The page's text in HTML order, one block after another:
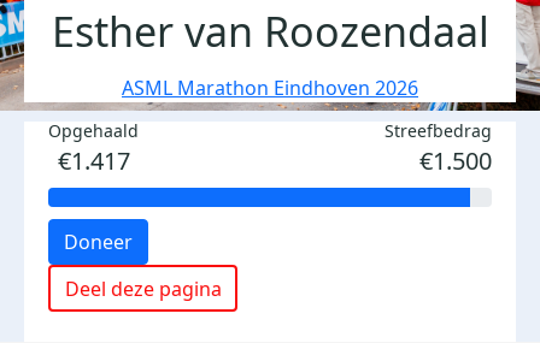
Esther van Roozendaal
ASML Marathon Eindhoven 2026
Opgehaald
€1.417
Streefbedrag
€1.500
Doneer
Deel deze pagina